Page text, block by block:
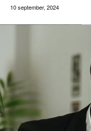
Addilon
10 september, 2024